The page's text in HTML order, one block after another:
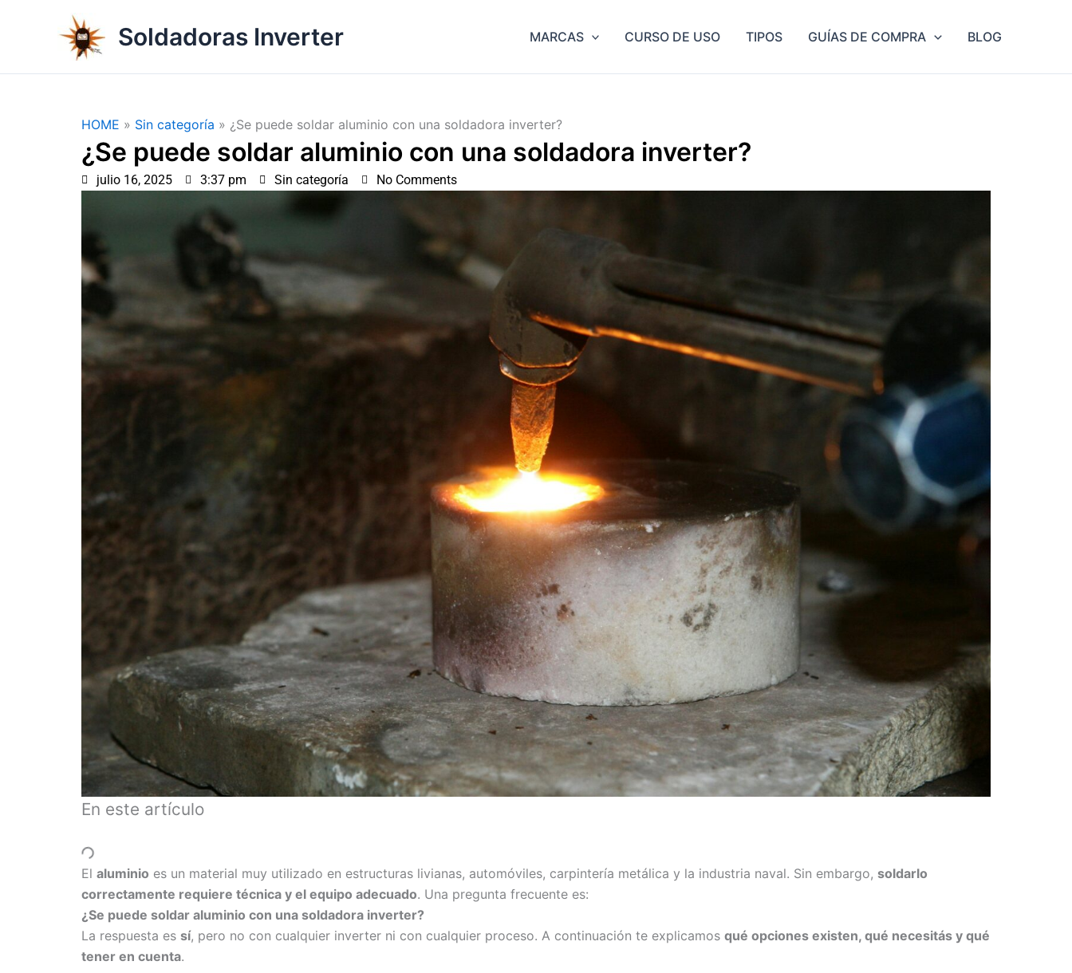
Soldadoras Inverter MARCAS CURSO DE USO TIPOS GUÍAS DE COMPRA BLOG
HOME » Sin categoría » ¿Se puede soldar aluminio con una soldadora inverter?
¿Se puede soldar aluminio con una soldadora inverter?
julio 16, 2025 3:37 pm Sin categoría No Comments
En este artículo
El aluminio es un material muy utilizado en estructuras livianas, automóviles, carpintería metálica y la industria naval. Sin embargo, soldarlo
correctamente requiere técnica y el equipo adecuado. Una pregunta frecuente es:
¿Se puede soldar aluminio con una soldadora inverter?
La respuesta es sí, pero no con cualquier inverter ni con cualquier proceso. A continuación te explicamos qué opciones existen, qué necesitás y qué
tener en cuenta.